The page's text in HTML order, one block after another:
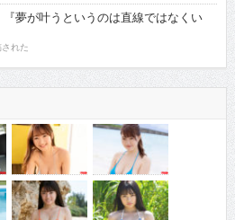
夢が叶うというのは直線ではなくい
れた